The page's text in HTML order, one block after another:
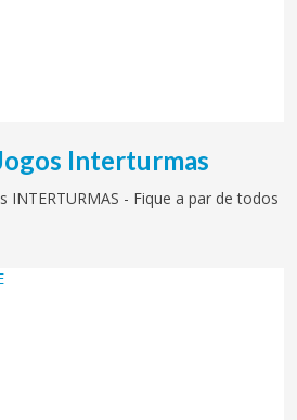
Interturmas
INTERTURMAS - Fique a par de todos